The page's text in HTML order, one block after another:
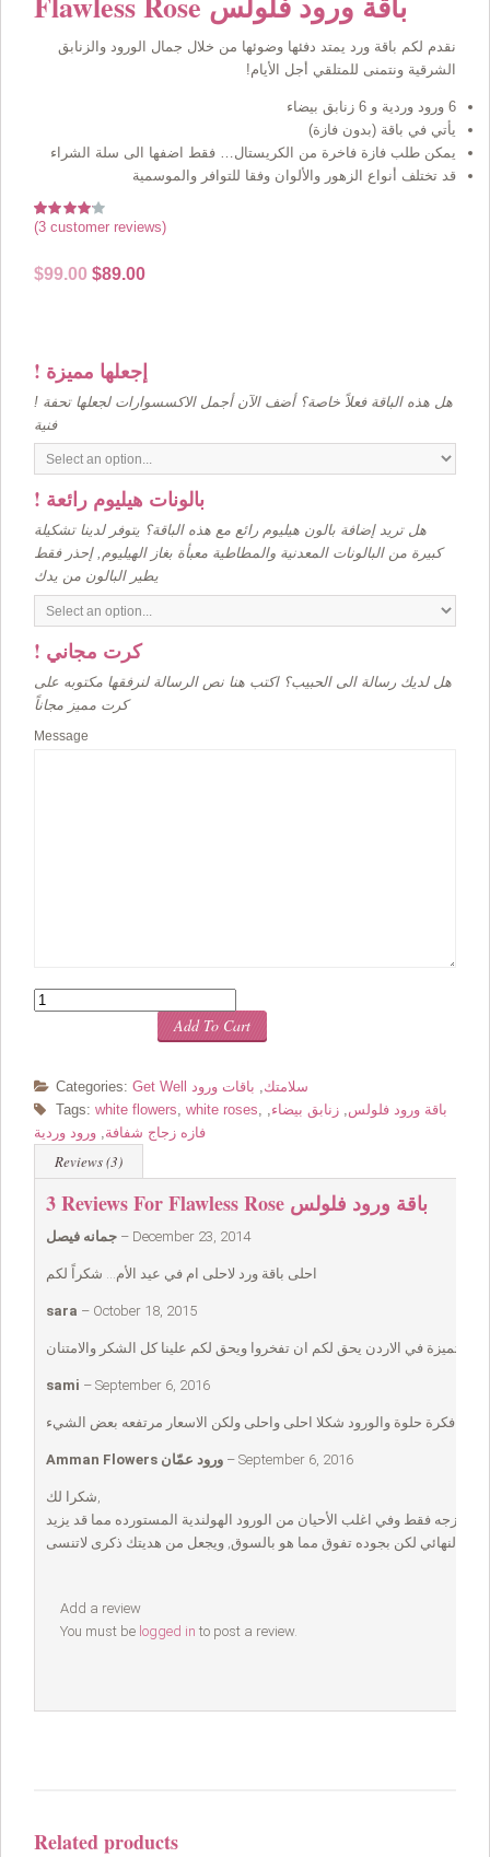
نقدم لكم باقة ورد يمتد دفئها وضوئها من خلال جمال الورود والزنابق
الشرقية ونتمنى للمتلقي أجل الأيام!
6 ورود وردية و 6 زنابق بيضاء
يأتي في باقة (بدون فازة)
يمكن طلب فازة فاخرة من الكريستال… فقط اضفها الى سلة الشراء
قد تختلف أنواع الزهور والألوان وفقا للتوافر والموسمية
Rated
based on
3
customer
(3 customer reviews)
$99.00 Original
$89.00Current
! إجعلها مميزة
! هل هذه الباقة فعلاً خاصة؟ أضف الآن أجمل الاكسسوارات لجعلها تحفة
فنية
! بالونات هيليوم رائعة
هل تريد إضافة بالون هيليوم رائع مع هذه الباقة؟ يتوفر لدينا تشكيلة
كبيرة من البالونات المعدنية والمطاطية معبأة بغاز الهيليوم, إحذر فقط
يطير البالون من يدك
! كرت مجاني
هل لديك رسالة الى الحبيب؟ اكتب هنا نص الرسالة لنرفقها مكتوبه على
كرت مميز مجاناً
Message
Quantity
Add To Cart
Categories: Get Well سلامتك
باقات ورود
Tags: white flowers white roses باقة ورود فلولس زنابق بيضاء
فازه زجاج شفافة ورود وردية
Reviews (3)
3 Reviews For Flawless Rose باقة ورود فلولس
– December 23, 2014
احلى باقة ورد لاحلى ام في عيد الأم… شكراً لكم
sara – October 18, 2015
متميزة في الاردن يحق لكم ان تفخروا ويحق لكم علينا كل الشكر والامتنان
sami – September 6, 2016
فكرة حلوة والورود شكلا احلى واحلى ولكن الاسعار مرتفعه بعض الشيء
– September 6, 2016
فقط وفي اغلب الأحيان من الورود الهولندية المستورده مما قد يزيد
Add a review
You must be logged in to post a review.
Related products